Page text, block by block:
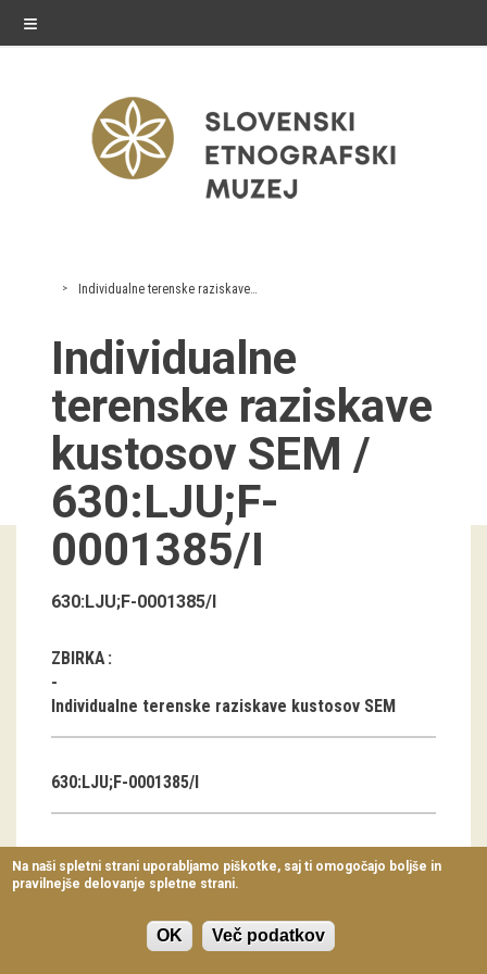
≡
razstave
Stalne razstave
Občasne razstave
Gostovanja
E-razstave
Virtualni sprehodi
Razstavni projekti
Napovednik
Arhiv razstav
dogodki
Prireditve
Predavanja
Delavnice
Vodeni ogledi
Individualne terenske raziskave kustosov SEM
Individualne
terenske raziskave
kustosov SEM /
630:LJU;F-
0001385/I
630:LJU;F-0001385/I
ZBIRKA
Individualne terenske raziskave kustosov SEM
630:LJU;F-0001385/I
AVTOR
Na naši spletni strani uporabljamo piškotke, saj ti omogočajo boljše in
pravilnejše delovanje spletne strani.
OK Več podatkov